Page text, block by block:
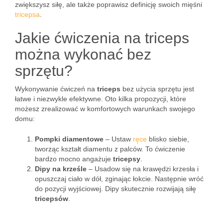
zwiększysz siłę, ale także poprawisz definicję swoich mięśni
tricepsa
Jakie ćwiczenia na triceps
można wykonać bez
sprzętu?
Wykonywanie ćwiczeń na triceps bez użycia sprzętu jest
łatwe i niezwykle efektywne. Oto kilka propozycji, które
możesz zrealizować w komfortowych warunkach swojego
domu:
Pompki diamentowe – Ustaw ręce blisko siebie,
tworząc kształt diamentu z palców. To ćwiczenie
bardzo mocno angażuje tricepsy
Dipy na krześle – Usadow się na krawędzi krzesła i
opuszczaj ciało w dół, zginając łokcie. Następnie wróć
do pozycji wyjściowej. Dipy skutecznie rozwijają siłę
tricepsów